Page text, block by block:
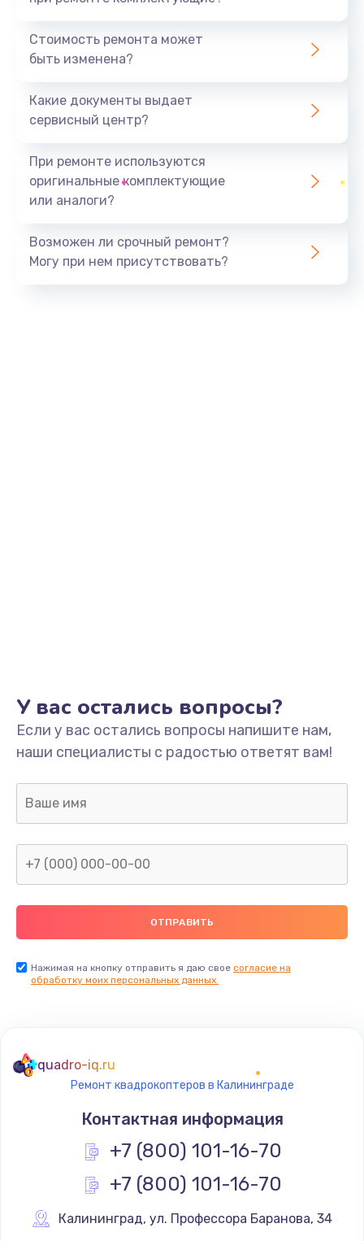
1440 руб.
Ремонт южного моста
Замена батарейки BIOS
Заказать
Замена/Pемонт карбюратора
1300 руб.
Заказать
Ремонт капиллярной трубки
400 руб.
Заказать
Замена термостата
1200 руб.
Заказать
Замена реле
Стоимость ремонта может
быть изменена?
Какие документы выдает
сервисный центр?
При ремонте используются
оригинальные комплектующие
или аналоги?
Возможен ли срочный ремонт?
Могу при нем присутствовать?
У вас остались вопросы?
Если у вас остались вопросы напишите нам,
наши специалисты с радостью ответят вам!
Нажимая на кнопку отправить я даю свое согласие на
обработку моих персональных данных.
quadro-iq.ru
Ремонт квадрокоптеров в Калининграде
Контактная информация
+7 (800) 101-16-70
+7 (800) 101-16-70
Калининград, ул. Профессора Баранова, 34